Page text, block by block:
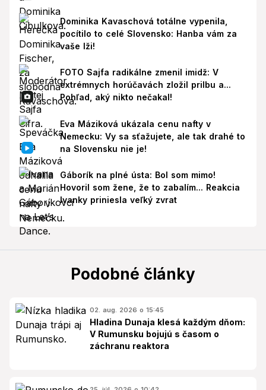
Dominika Kavaschová totálne vypenila,
pocítilo to celé Slovensko: Hanba vám za
vaše lži!
FOTO Sajfa radikálne zmenil imidž: V
extrémnych horúčavách zložil prilbu a...
Pohľad, aký nikto nečakal!
Eva Máziková ukázala cenu nafty v
Nemecku: Vy sa sťažujete, ale tak drahé to
na Slovensku nie je!
Gáborík na plné ústa: Bol som mimo!
Hovoril som žene, že to zabalím... Reakcia
Ivanky priniesla veľký zvrat
Podobné články
02. aug. 2026 o 15:45
Hladina Dunaja klesá každým dňom:
V Rumunsku bojujú s časom o
záchranu reaktora